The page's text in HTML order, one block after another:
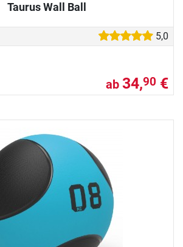
Taurus Wall Ball
5,0
ab 34,90 €